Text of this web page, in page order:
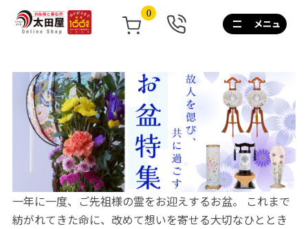
0
0120-
267-
10:00~17:00/
土
日
祝
も
営
業
一年に一度、ご先祖様の霊をお迎えするお盆。
これまで
紡がれてきた命に、改めて想いを寄せる大切なひととき